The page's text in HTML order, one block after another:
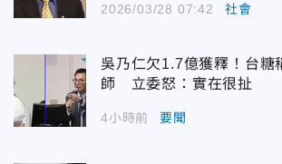
2026/03/28 07:42 社會
吳乃仁欠1.7億獲釋！台糖
師 立委怒：實在很扯
4小時前 要聞